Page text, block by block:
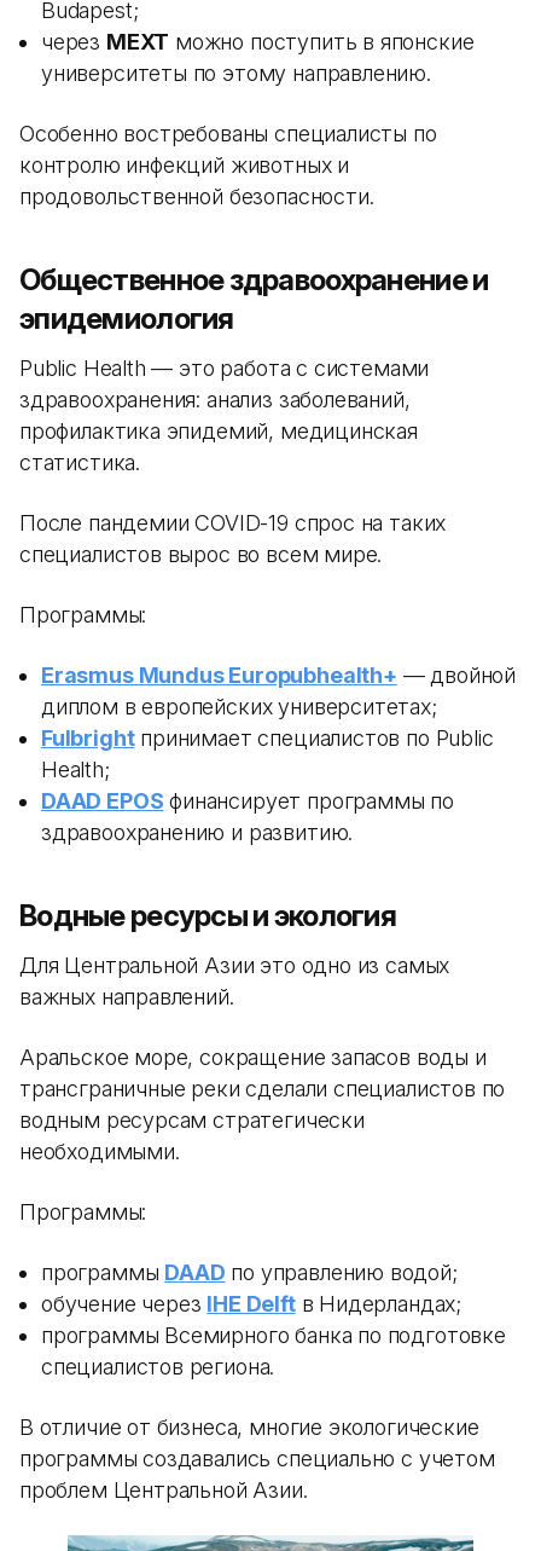
Budapest;
через MEXT можно поступить в японские
университеты по этому направлению.
Особенно востребованы специалисты по
контролю инфекций животных и
продовольственной безопасности.
Общественное здравоохранение и
эпидемиология
Public Health — это работа с системами
здравоохранения: анализ заболеваний,
профилактика эпидемий, медицинская
статистика.
После пандемии COVID-19 спрос на таких
специалистов вырос во всем мире.
Программы:
Erasmus Mundus Europubhealth+ — двойной
диплом в европейских университетах;
Fulbrightпринимает специалистов по Public
Health;
DAAD EPOS финансирует программы по
здравоохранению и развитию.
Водные ресурсы и экология
Для Центральной Азии это одно из самых
важных направлений.
Аральское море, сокращение запасов воды и
трансграничные реки сделали специалистов по
водным ресурсам стратегически
необходимыми.
Программы:
программы DAAD по управлению водой;
обучение через IHE Delftв Нидерландах;
программы Всемирного банка по подготовке
специалистов региона.
В отличие от бизнеса, многие экологические
программы создавались специально с учетом
проблем Центральной Азии.